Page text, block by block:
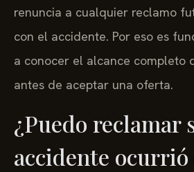
renuncia a cualquier reclamo
con el accidente. Por eso es
a conocer el alcance completo
antes de aceptar una oferta.
¿Puedo reclamar
accidente ocurrió